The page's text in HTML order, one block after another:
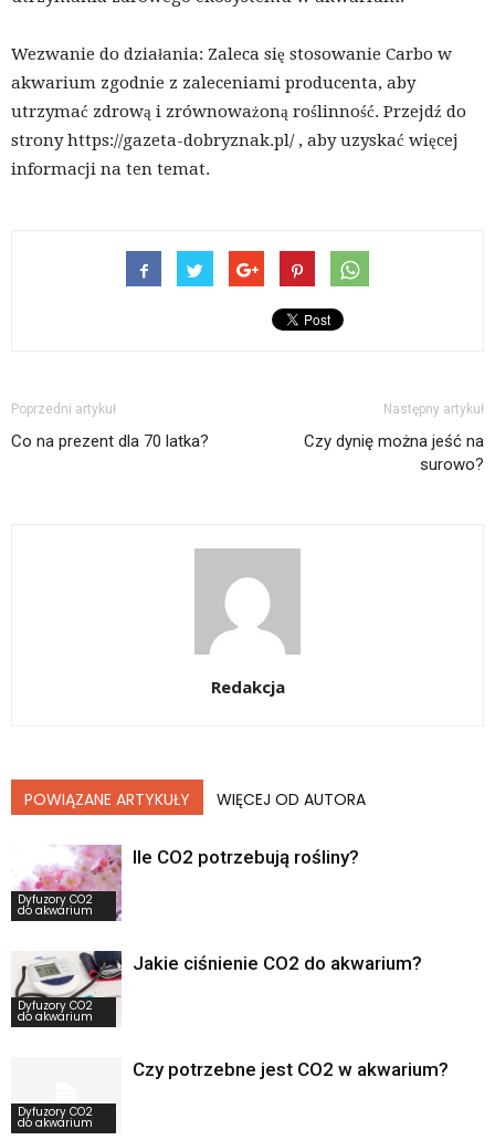
Wezwanie do działania: Zaleca się stosowanie Carbo w
akwarium zgodnie z zaleceniami producenta, aby
utrzymać zdrową i zrównoważoną roślinność. Przejdź do
strony https://gazeta-dobryznak.pl/ , aby uzyskać więcej
informacji na ten temat.
Poprzedni artykuł
Co na prezent dla 70 latka?
Następny artykuł
Czy dynię można jeść na
surowo?
Redakcja
POWIĄZANE ARTYKUŁY WIĘCEJ OD AUTORA
Dyfuzory CO2
do akwarium
Ile CO2 potrzebują rośliny?
Dyfuzory CO2
do akwarium
Jakie ciśnienie CO2 do akwarium?
Dyfuzory CO2
do akwarium
Czy potrzebne jest CO2 w akwarium?